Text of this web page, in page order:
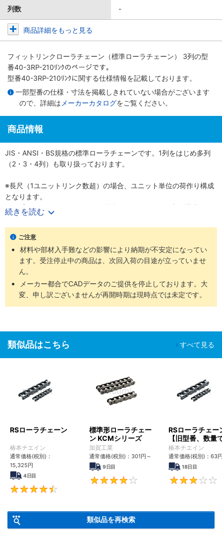
列数 -
商品詳細をもっと見る
フィットリンクローラチェーン（標準ローラチェーン） 3列の型
番40-3RP-210ﾘﾝｸのページです。
型番40-3RP-210ﾘﾝｸに関する仕様情報を記載しております。
一部型番の仕様・寸法を掲載しきれていない場合がございます
ので、詳細は メーカーカタログをご覧ください。
商品情報
JIS・ANSI・BS規格の標準ローラチェーンです。1列をはじめ多列
（2・3・4列）も取り扱っております。
※長尺（1ユニットリンク数超）の場合、ユニット単位の荷作り構成
となります。
例）『60-1RP-1600リンク』の場合、160リンク×10本の構成とな
ります。
続きを読む
ご注意
材料や部材入手難などの影響により納期が不安定になってい
ます。受注停止中の商品は、次回入荷の目途が立っていませ
ん。
メーカー都合でCADデータのご提供を停止しております。大
変、申し訳ございませんが再開時期は現時点では未定です。
類似品はこちら すべて見る
RSローラチェーン
椿本チエイン
通常価格(税別)：
15,325円
4日目
標準形ローラチェー
ン KCMシリーズ
加賀工業
通常価格(税別)： 301円 ～
9日目
4
RSローラチェー
【旧型番、数量
ンク数指定】
椿本チエイン
通常価格(税別)： 63
18日目
類似品を再検索